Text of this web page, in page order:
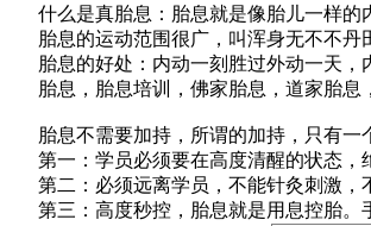
什么是真胎息：胎息就是像胎儿一样的
胎息的运动范围很广，叫浑身无不不丹
胎息的好处：内动一刻胜过外动一天，
胎息，胎息培训，佛家胎息，道家胎息
胎息不需要加持，所谓的加持，只有一
第一：学员必须要在高度清醒的状态，
第二：必须远离学员，不能针灸刺激，
第三：高度秒控，胎息就是用息控胎。